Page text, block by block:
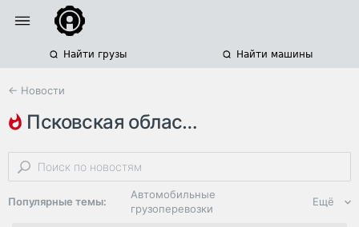
Найти грузы Найти машины
← Новости
псковская область
липецкая область
Популярные темы:
Автомобильные
грузоперевозки
Ещё